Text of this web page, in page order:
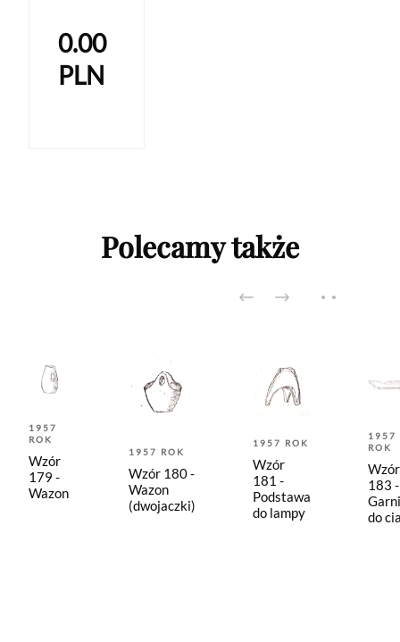
0.00
PLN
Polecamy także
1957
ROK
Wzór
179 -
Wazon
1957 ROK
Wzór 180 -
Wazon
(dwojaczki)
1957 ROK
Wzór
181 -
Podstawa
do lampy
1957
ROK
Wzór
183 -
do